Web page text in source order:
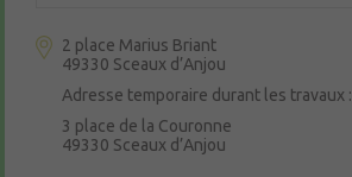
2 place Marius Briant
49330 Sceaux d’Anjou
Adresse temporaire durant les travaux :
3 place de la Couronne
49330 Sceaux d’Anjou